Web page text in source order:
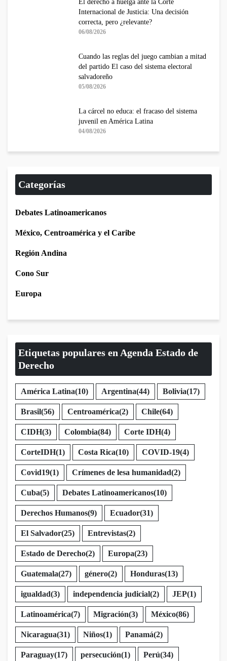
El derecho a huelga ante la Corte
Internacional de Justicia: Una decisión
correcta, pero ¿relevante?
06/08/2026
Cuando las reglas del juego cambian a mitad
del partido El caso del sistema electoral
salvadoreño
05/08/2026
La cárcel no educa: el fracaso del sistema
juvenil en América Latina
04/08/2026
Categorías
Debates Latinoamericanos
México, Centroamérica y el Caribe
Región Andina
Cono Sur
Europa
Etiquetas populares en Agenda Estado de
Derecho
América Latina(10) Argentina(44) Bolivia(17)
Brasil(56) Centroamérica(2) Chile(64)
CIDH(3) Colombia(84) Corte IDH(4)
CorteIDH(1) Costa Rica(10) COVID-19(4)
Covid19(1) Crímenes de lesa humanidad(2)
Cuba(5) Debates Latinoamericanos(10)
Derechos Humanos(9) Ecuador(31)
El Salvador(25) Entrevistas(2)
Estado de Derecho(2) Europa(23)
Guatemala(27) género(2) Honduras(13)
igualdad(3) independencia judicial(2) JEP(1)
Latinoamérica(7) Migración(3) México(86)
Nicaragua(31) Niños(1) Panamá(2)
Paraguay(17) persecución(1) Perú(34)